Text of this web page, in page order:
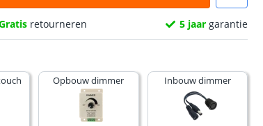
retourneren 5 jaargarantie
Opbouw dimmer Inbouw dimmer